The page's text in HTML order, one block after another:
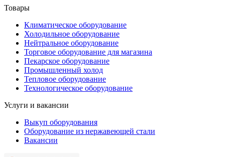
Товары
Климатическое оборудование
Холодильное оборудование
Нейтральное оборудование
Торговое оборудование для магазина
Пекарское оборудование
Промышленный холод
Тепловое оборудование
Технологическое оборудование
Услуги и вакансии
Выкуп оборудования
Оборудование из нержавеющей стали
Вакансии